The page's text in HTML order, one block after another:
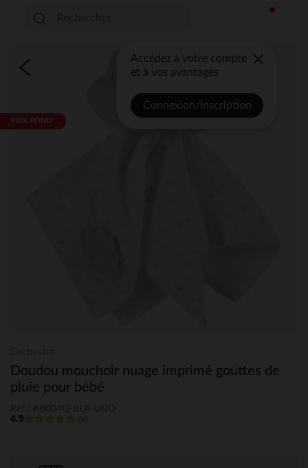
Accédez à votre compte
et à vos avantages
Connexion/Inscription
PRIX ROND*
Doudou mouchoir nuage imprimé gouttes de
pluie pour bébé
4.9